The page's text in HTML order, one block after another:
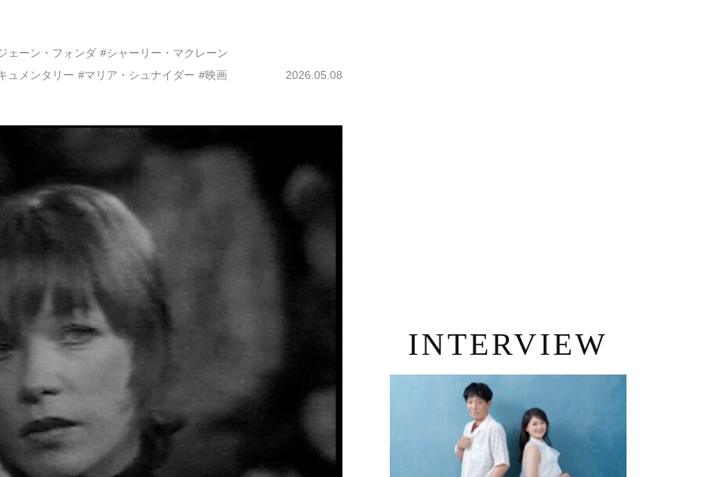
ェーン・フォンダ #シャーリー・マクレーン
ュメンタリー #マリア・シュナイダー #映画 2026.05.08
INTERVIEW